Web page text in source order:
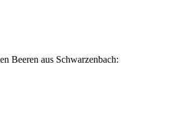
Beeren aus Schwarzenbach: